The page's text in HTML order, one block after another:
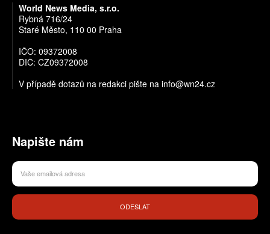
World News Media, s.r.o.
Rybná 716/24
Staré Město, 110 00 Praha
IČO: 09372008
DIČ: CZ09372008
V případě dotazů na redakci pište na info@wn24.cz
Napište nám
ODESLAT